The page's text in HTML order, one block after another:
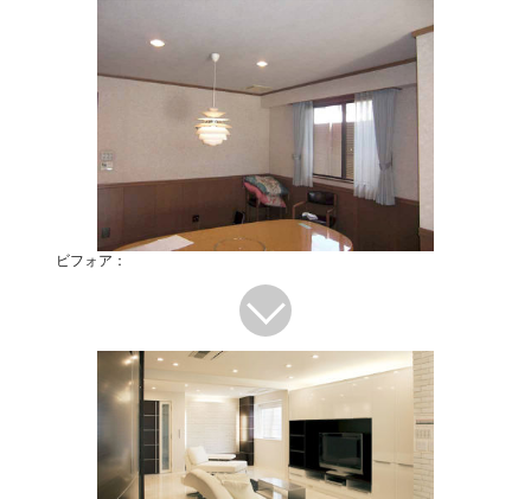
ビフォア：